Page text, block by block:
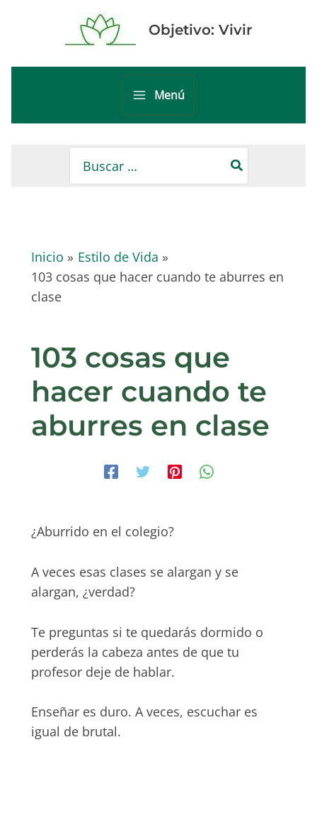
contenido
Objetivo: Vivir
Main
Menu
Menú
por:
Inicio
Estilo de Vida
103 cosas que hacer cuando te aburres en
clase
103 cosas que
hacer cuando te
aburres en clase
¿Aburrido en el colegio?
A veces esas clases se alargan y se
alargan, ¿verdad?
Te preguntas si te quedarás dormido o
perderás la cabeza antes de que tu
profesor deje de hablar.
Enseñar es duro. A veces, escuchar es
igual de brutal.